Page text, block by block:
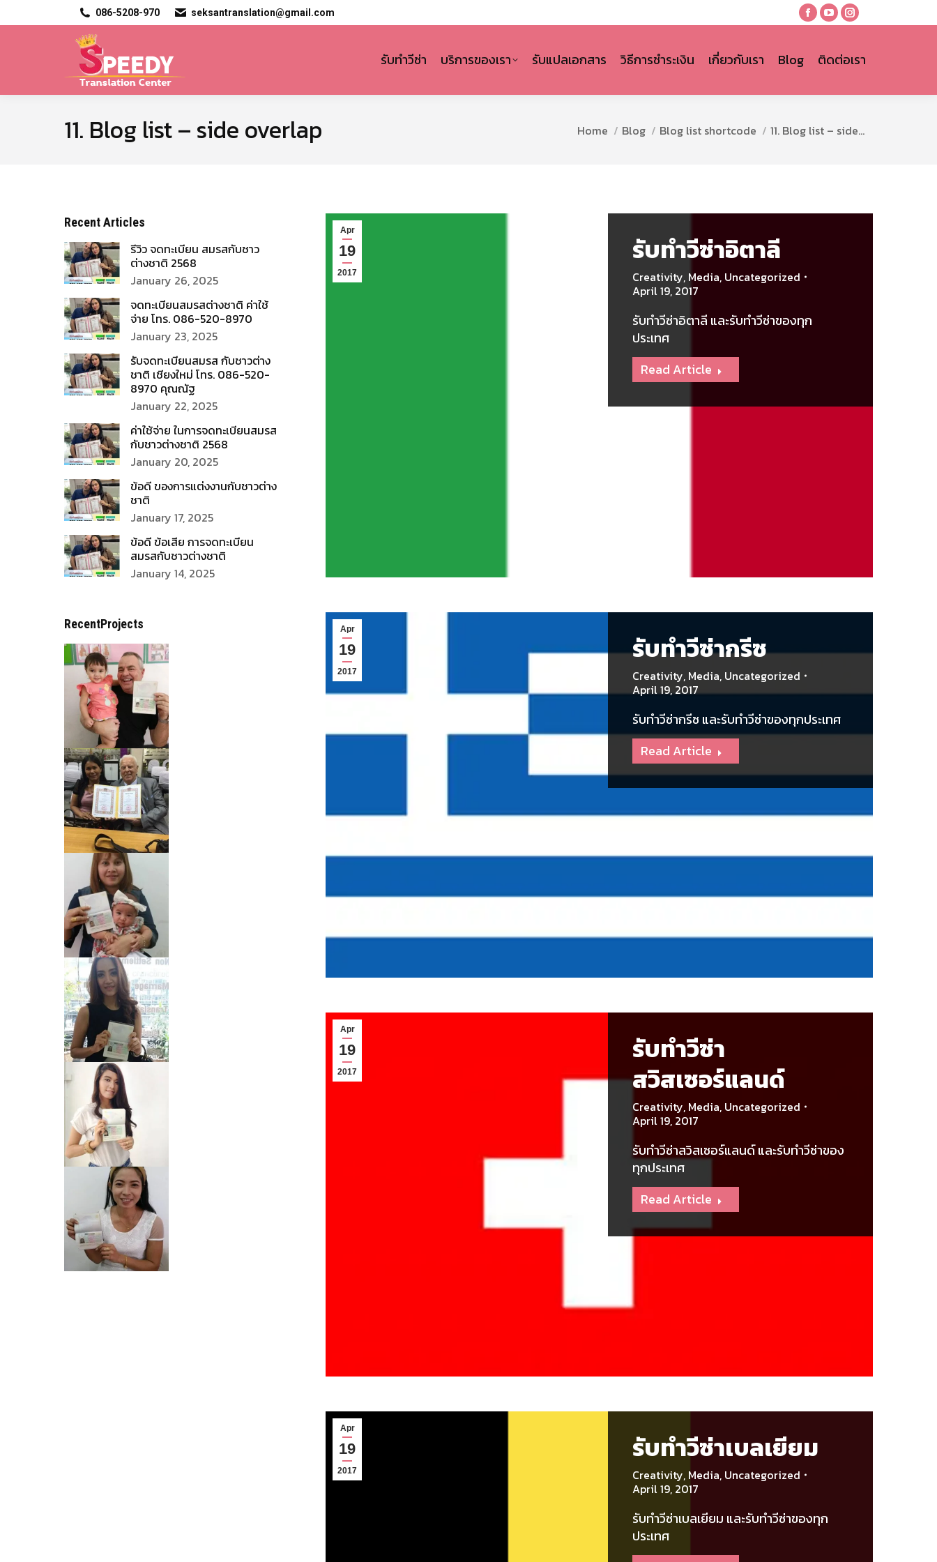
086-5208-970 seksantranslation@gmail.com
Facebook
opens
new
YouTube
opens
new
Instagram
opens
new
รับทำวีซ่า บริการของเรา รับแปลเอกสาร วิธีการชำระเงิน เกี่ยวกับเรา Blog ติดต่อเรา
11. Blog list – side overlap You are here:
Home Blog Blog list shortcode 11. Blog list – side…
Apr
19
2017
รับทำวีซ่าอิตาลี
Creativity, Media, Uncategorized
April 19, 2017
รับทำวีซ่าอิตาลี และรับทำวีซ่าของทุก
ประเทศ
Read Article
Apr
19
2017
รับทำวีซ่ากรีซ
Creativity, Media, Uncategorized
April 19, 2017
รับทำวีซ่ากรีซ และรับทำวีซ่าของทุกประเทศ
Read Article
Apr
19
2017
รับทำวีซ่า
สวิสเซอร์แลนด์
Creativity, Media, Uncategorized
April 19, 2017
รับทำวีซ่าสวิสเซอร์แลนด์ และรับทำวีซ่าของ
ทุกประเทศ
Read Article
Apr
19
2017
รับทำวีซ่าเบลเยียม
Creativity, Media, Uncategorized
April 19, 2017
รับทำวีซ่าเบลเยียม และรับทำวีซ่าของทุก
ประเทศ
Recent Articles
รีวิว จดทะเบียน สมรสกับชาว
ต่างชาติ 2568
January 26, 2025
จดทะเบียนสมรสต่างชาติ ค่าใช้
จ่าย โทร. 086-520-8970
January 23, 2025
รับจดทะเบียนสมรส กับชาวต่าง
ชาติ เชียงใหม่ โทร. 086-520-
8970 คุณณัฐ
January 22, 2025
ค่าใช้จ่าย ในการจดทะเบียนสมรส
กับชาวต่างชาติ 2568
January 20, 2025
ข้อดี ของการแต่งงานกับชาวต่าง
ชาติ
January 17, 2025
ข้อดี ข้อเสีย การจดทะเบียน
สมรสกับชาวต่างชาติ
January 14, 2025
RecentProjects